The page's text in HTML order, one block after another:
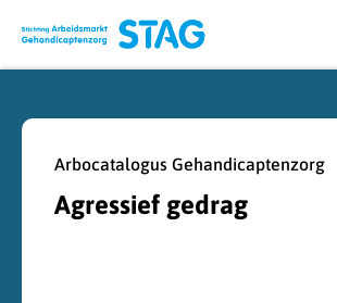
Arbocatalogus Gehandicaptenzorg
Agressief gedrag